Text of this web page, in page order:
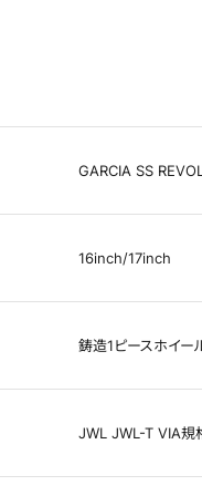
GARCIA SS
16inch/17inch
鋳造1ピースホイー
JWL JWL-T VIA規